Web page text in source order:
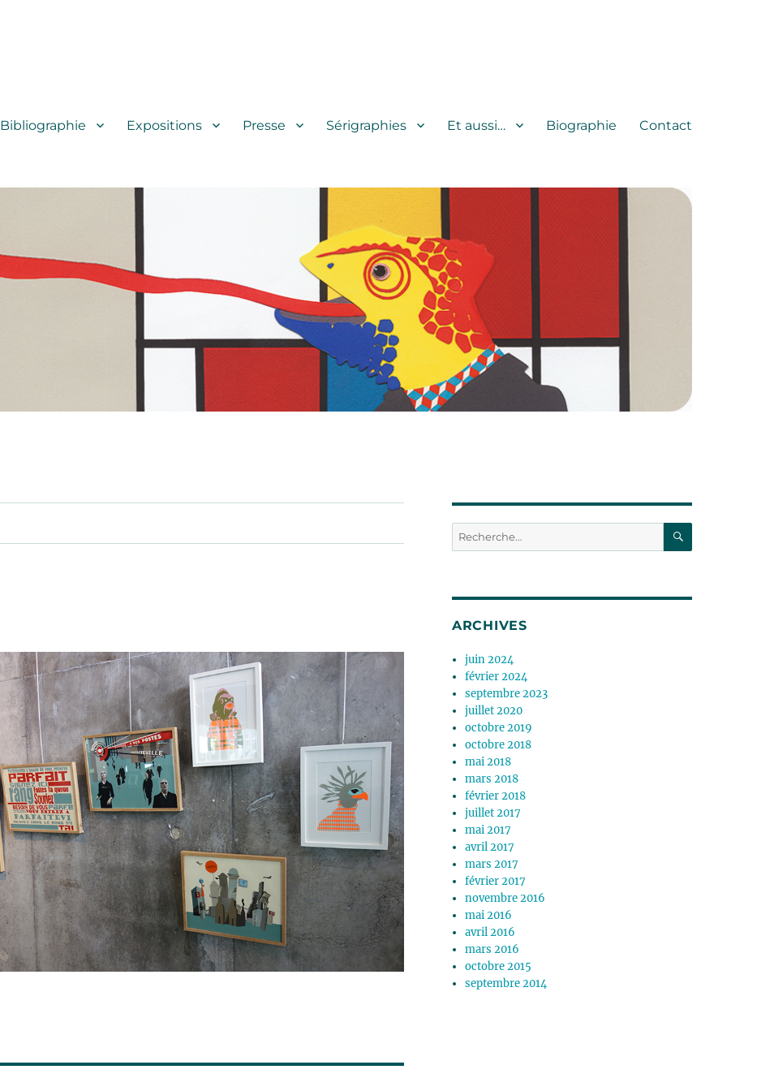
Bibliographie Expositions Presse Sérigraphies Et aussi… Biographie Contact
Recherche
pour :
ARCHIVES
juin 2024
février 2024
septembre 2023
juillet 2020
octobre 2019
octobre 2018
mai 2018
mars 2018
février 2018
juillet 2017
mai 2017
avril 2017
mars 2017
février 2017
novembre 2016
mai 2016
avril 2016
mars 2016
octobre 2015
septembre 2014